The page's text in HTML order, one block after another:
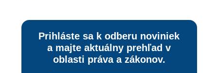
Prihláste sa k odberu noviniek
a majte aktuálny prehľad v
oblasti práva a zákonov.